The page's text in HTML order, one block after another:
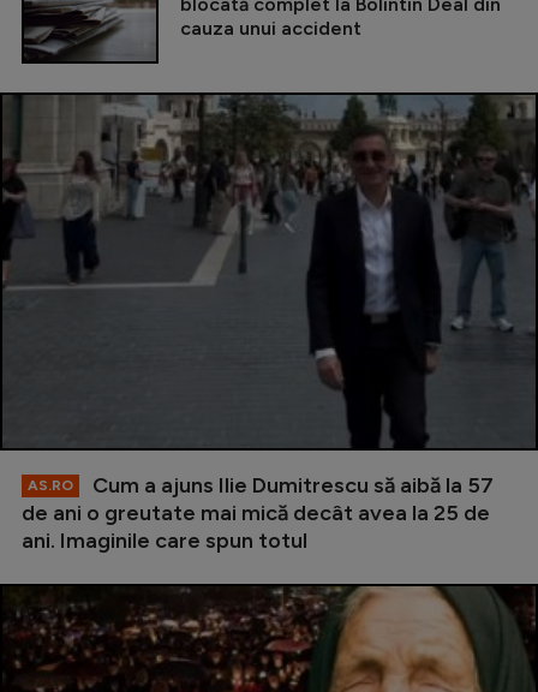
cauza unui accident
AS.RO
Cum a ajuns Ilie Dumitrescu să aibă la 57
de ani o greutate mai mică decât avea la 25 de
ani. Imaginile care spun totul